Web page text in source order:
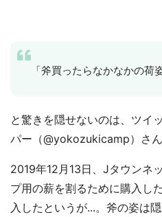
「斧買ったらなかなかの荷
と驚きを隠せないのは、ツイ
パー（@yokozukicamp）さん
2019年12月13日、Jタウンネ
プ用の薪を割るために購入し
入したというが...。斧の姿は